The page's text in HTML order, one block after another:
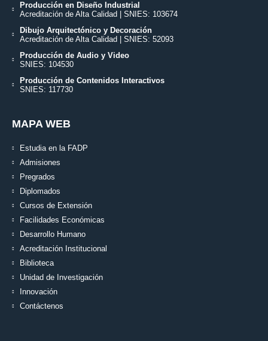
Producción en Diseño Industrial
Acreditación de Alta Calidad | SNIES: 103674
Dibujo Arquitectónico y Decoración
Acreditación de Alta Calidad | SNIES: 52093
Producción de Audio y Video
SNIES: 104530
Producción de Contenidos Interactivos
SNIES: 117730
MAPA WEB
Estudia en la FADP
Admisiones
Pregrados
Diplomados
Cursos de Extensión
Facilidades Económicas
Desarrollo Humano
Acreditación Institucional
Biblioteca
Unidad de Investigación
Innovación
Contáctenos